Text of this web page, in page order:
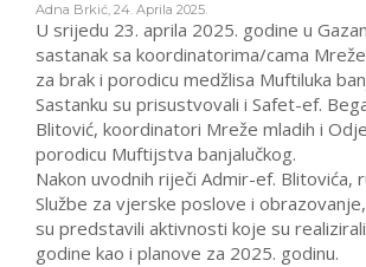
Adna Brkić, 24. Aprila 2025.
U srijedu 23. aprila 2025. godine u
sastanak sa koordinatorima/cama
za brak i porodicu medžlisa Muftiluka
Sastanku su prisustvovali i Safet-ef.
Blitović, koordinatori Mreže mladih i
porodicu Muftijstva banjalučkog.
Nakon uvodnih riječi Admir-ef. Blitovića,
Službe za vjerske poslove i
su predstavili aktivnosti koje su
godine kao i planove za 2025. godinu.